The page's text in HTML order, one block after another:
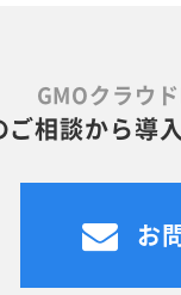
GMOクラウ
ご相談から導
お